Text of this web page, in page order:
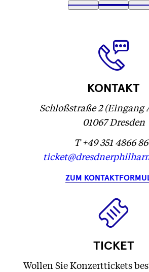
Text
1
Text
2
(
...
3
KONTAKT
Schloßstraße 2
01067 Dresden
T +49 351 4866
ZUM
TICKET
Wollen Sie Konzerttickets